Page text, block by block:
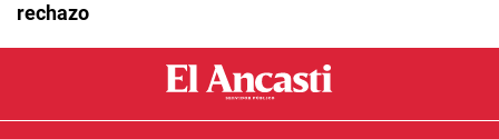
rechazo